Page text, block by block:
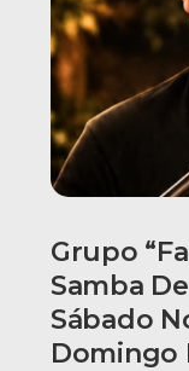
Grupo
Samba
Sábado
Domingo